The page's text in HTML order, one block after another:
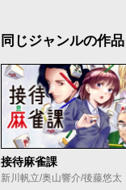
同じジャンルの作品
接待麻雀課
新川帆立/奥山響介/後藤悠太